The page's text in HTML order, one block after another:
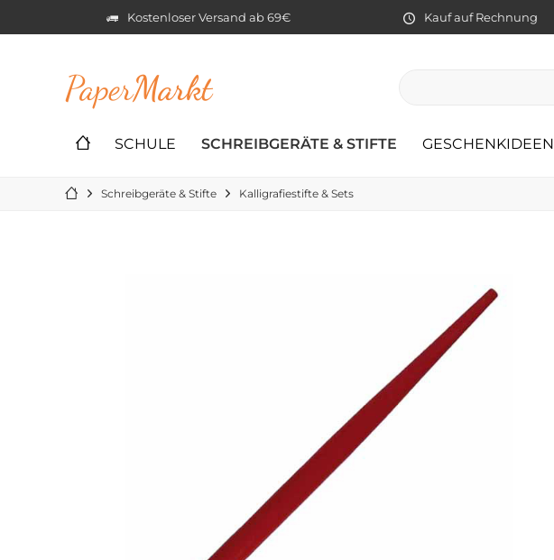
Kostenloser Versand ab 69€ Kauf auf Rechnung
PaperMarkt
SCHULE SCHREIBGERÄTE & STIFTE GESCHENKIDEEN
Schreibgeräte & Stifte Kalligrafiestifte & Sets